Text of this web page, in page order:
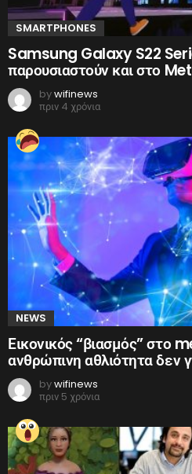
SMARTPHONES
Samsung Galaxy S22
παρουσιαστούν και στο
bywifinews
πριν 4 χρόνια
NEWS
Εικονικός “βιασμός” στο
ανθρώπινη αθλιότητα δεν
bywifinews
πριν 5 χρόνια